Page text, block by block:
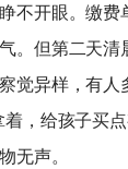
不开眼。缴费
。但第二天清
觉异样，有人
，给孩子买
无声。